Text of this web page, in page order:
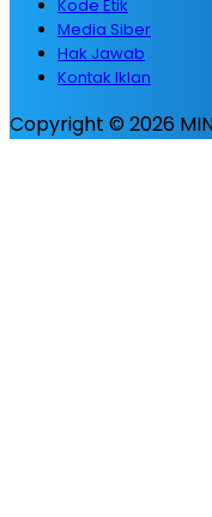
Kode Etik
Media Siber
Hak Jawab
Kontak Iklan
Copyright © 2026